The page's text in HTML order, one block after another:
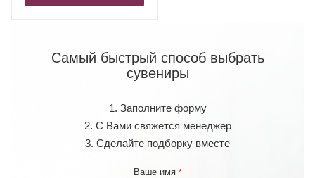
Самый быстрый способ выбрать
сувениры
1. Заполните форму
2. С Вами свяжется менеджер
3. Сделайте подборку вместе
Ваше имя *